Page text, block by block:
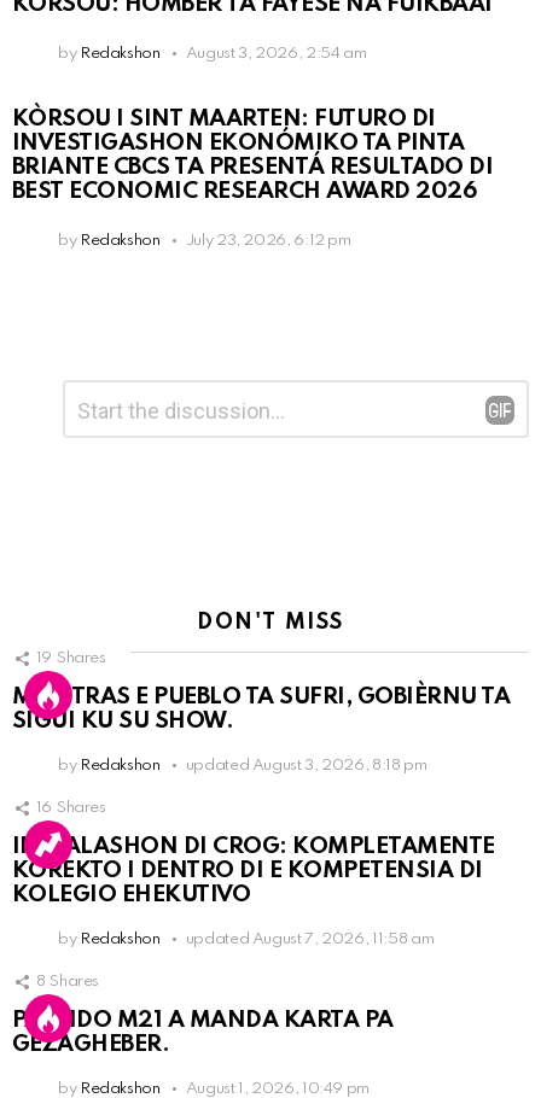
by Redakshon August 3, 2026, 2:54 am
KÒRSOU I SINT MAARTEN: FUTURO DI
INVESTIGASHON EKONÓMIKO TA PINTA
BRIANTE CBCS TA PRESENTÁ RESULTADO DI
BEST ECONOMIC RESEARCH AWARD 2026
by Redakshon July 23, 2026, 6:12 pm
Reply
DON'T MISS
19 Shares
MIENTRAS E PUEBLO TA SUFRI, GOBIÈRNU TA
SIGUI KU SU SHOW.
by Redakshon updated August 3, 2026, 8:18 pm
16 Shares
INSTALASHON DI CROG: KOMPLETAMENTE
KOREKTO I DENTRO DI E KOMPETENSIA DI
KOLEGIO EHEKUTIVO
by Redakshon updated August 7, 2026, 11:58 am
8 Shares
PARTIDO M21 A MANDA KARTA PA
GEZAGHEBER.
by Redakshon August 1, 2026, 10:49 pm